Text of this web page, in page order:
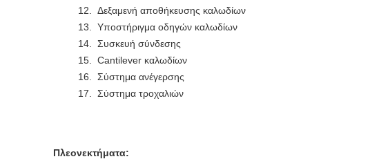
Δεξαμενή αποθήκευσης καλωδίων
Υποστήριγμα οδηγών καλωδίων
Συσκευή σύνδεσης
Cantilever καλωδίων
Σύστημα ανέγερσης
Σύστημα τροχαλιών
Πλεονεκτήματα: